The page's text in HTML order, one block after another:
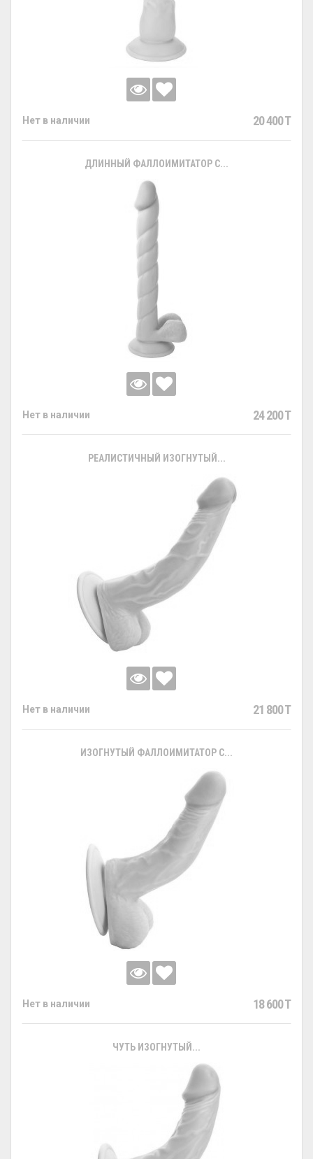
Нет в наличии 20 400 T
ДЛИННЫЙ ФАЛЛОИМИТАТОР С...
Нет в наличии 24 200 T
РЕАЛИСТИЧНЫЙ ИЗОГНУТЫЙ...
Нет в наличии 21 800 T
ИЗОГНУТЫЙ ФАЛЛОИМИТАТОР С...
Нет в наличии 18 600 T
ЧУТЬ ИЗОГНУТЫЙ...